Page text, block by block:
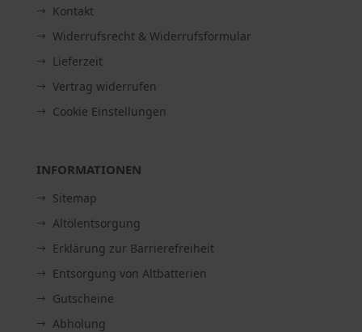
Kontakt
Widerrufsrecht & Widerrufsformular
Lieferzeit
Vertrag widerrufen
Cookie Einstellungen
INFORMATIONEN
Sitemap
Altölentsorgung
Erklärung zur Barrierefreiheit
Entsorgung von Altbatterien
Gutscheine
Abholung